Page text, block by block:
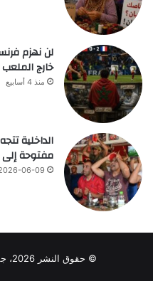
لن نهزم
خارج الملعب
منذ 4 أسابيع
الداخلية
مفتوحة إلى
06-09
© حقوق النشر 2026، جميع الحقوق محفوظة |